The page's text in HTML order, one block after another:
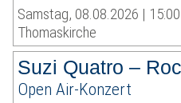
Samstag, 08.08.2026 |
Thomaskirche
Suzi Quatro –
Open Air-Konzert